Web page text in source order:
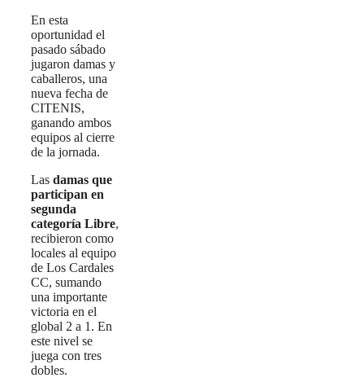
En esta
oportunidad el
pasado sábado
jugaron damas y
caballeros, una
nueva fecha de
CITENIS,
ganando ambos
equipos al cierre
de la jornada.
Las damas que
participan en
segunda
categoría Libre,
recibieron como
locales al equipo
de Los Cardales
CC, sumando
una importante
victoria en el
global 2 a 1. En
este nivel se
juega con tres
dobles.